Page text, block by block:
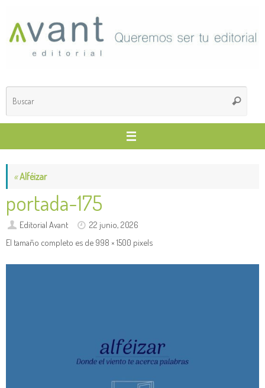
contenido
Buscar
«Alféizar
portada-175
Editorial Avant
22 junio, 2026
El tamaño completo es de 998 × 1500 pixels